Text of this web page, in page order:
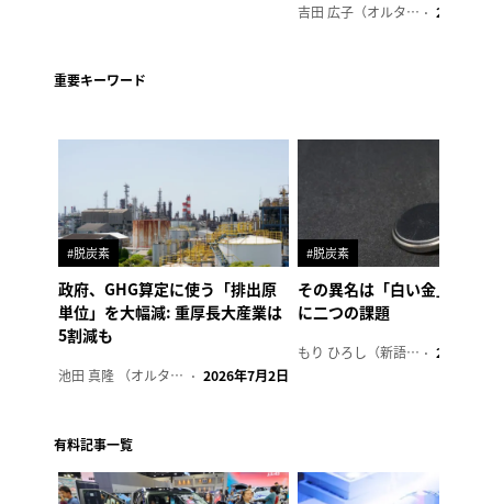
吉田 広子（オルタナ輪番編集長） 2026年6
重要キーワード
#脱炭素
政府、GHG算定に使う「排出原
単位」を大幅減: 重厚長大産業は
5割減も
池田 真隆 （オルタナ輪番編集長） 2026年7月2日
#脱炭素
その異名は「白い金」、リ
に二つの課題
もり ひろし（新語ウォッチャー） 2023年7
有料記事一覧